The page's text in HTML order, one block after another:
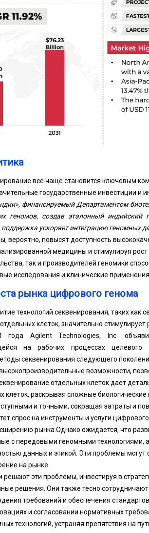
все чаще становится ключевым
государственные инвестиции и
финансируемый Департаментом
геномов, создав эталонный индийский
поддержка ускоряет интеграцию геномных
вероятно, повысят доступность
медицины и стимулируя
так и производителей геномики
исследования и клинические применения.
рынка цифрового генома
технологий секвенирования, таких как
клеток, значительно
года Agilent Technologies, Inc.
на рабочих процессах целевого
секвенирования следующего
высокопроизводительные возможности,
отдельных клеток дает
клеток, раскрывая сложные
и точными, сокращая затраты и
спрос на инструменты и услуги
рынка. Однако ожидается, что
с передовыми геномными технологиями,
данных и этикой. Эти проблемы могут
на рынке.
решают эти проблемы, инвестируя в
решения. Они также тесно
требований и обеспечения
и согласовании нормативных
технологий, устраняя препятствия на